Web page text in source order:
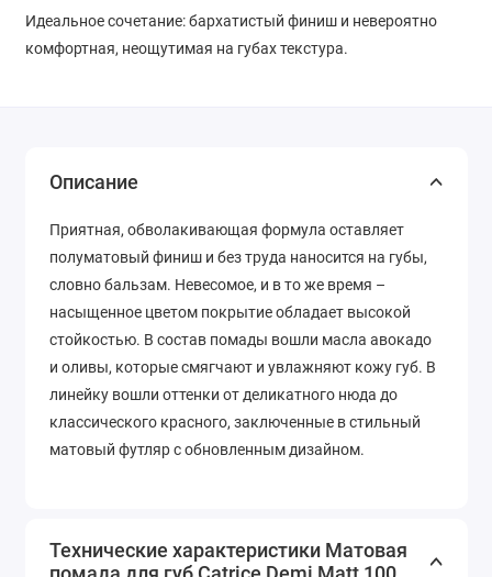
Идеальное сочетание: бархатистый финиш и невероятно
комфортная, неощутимая на губах текстура.
Описание
Приятная, обволакивающая формула оставляет
полуматовый финиш и без труда наносится на губы,
словно бальзам. Невесомое, и в то же время –
насыщенное цветом покрытие обладает высокой
стойкостью. В состав помады вошли масла авокадо
и оливы, которые смягчают и увлажняют кожу губ. В
линейку вошли оттенки от деликатного нюда до
классического красного, заключенные в стильный
матовый футляр с обновленным дизайном.
Технические характеристики Матовая